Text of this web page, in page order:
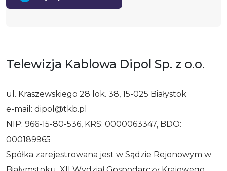
Telewizja Kablowa Dipol Sp. z o.o.
ul. Kraszewskiego 28 lok. 38, 15-025 Białystok
e-mail: dipol@tkb.pl
NIP: 966-15-80-536, KRS: 0000063347, BDO:
000189965
Spółka zarejestrowana jest w Sądzie Rejonowym w